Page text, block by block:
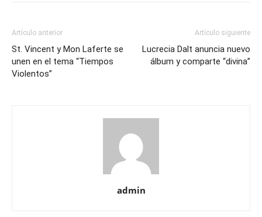
Artículo anterior
St. Vincent y Mon Laferte se
unen en el tema “Tiempos
Violentos”
Artículo siguiente
Lucrecia Dalt anuncia nuevo
álbum y comparte “divina”
admin